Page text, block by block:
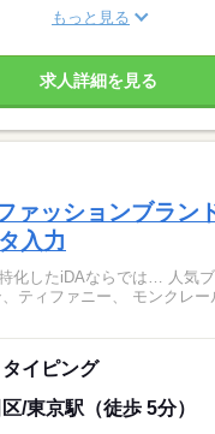
もっと見る
求人詳細を見る
ァッションブラン
入力
化したiDAならでは… 人気
イピング
/東京駅（徒歩 5分）